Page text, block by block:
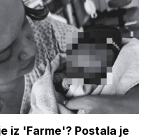
iz 'Farme'? Postala je